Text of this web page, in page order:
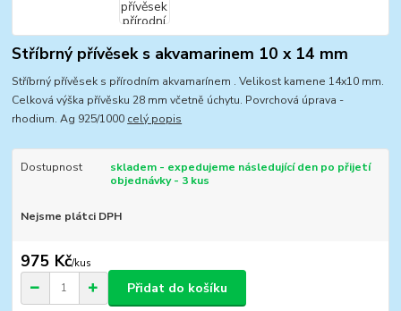
Stříbrný přívěsek s akvamarinem 10 x 14 mm
Stříbrný přívěsek s přírodním akvamarínem . Velikost kamene 14x10 mm.
Celková výška přívěsku 28 mm včetně úchytu. Povrchová úprava -
rhodium. Ag 925/1000 celý popis
Dostupnost
skladem - expedujeme následující den po přijetí
objednávky - 3 kus
Nejsme plátci DPH
975 Kč/kus
Přidat do košíku